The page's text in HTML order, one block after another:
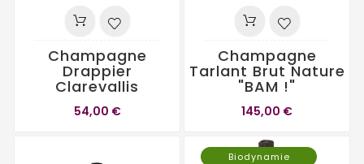
Champagne
Drappier
Clarevallis
54,00 €
Champagne
Tarlant Brut Nature
"BAM !"
145,00 €
Biodynamie